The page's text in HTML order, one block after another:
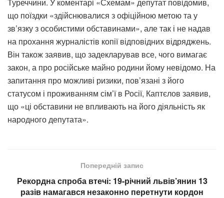
що поїздки «здійснювалися з офіційною метою та у
зв’язку з особистими обставинами», але так і не надав
на прохання журналістів копії відповідних відряджень.
Він також заявив, що задекларував все, чого вимагає
закон, а про російське майно родини йому невідомо. На
запитання про можливі ризики, пов’язані з його
статусом і проживанням сім’ї в Росії, Каптєлов заявив,
що «ці обставини не впливають на його діяльність як
народного депутата».
Попередній запис
Рекордна спроба втечі: 19-річний львів’янин 13
разів намагався незаконно перетнути кордон